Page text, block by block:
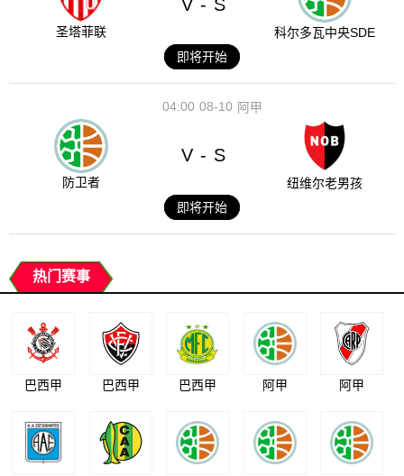
圣塔菲联
V - S
科尔多瓦中央SDE
即将开始
08-10
04:00 阿甲
防卫者
V - S
纽维尔老男孩
即将开始
热门赛事
巴西甲 巴西甲 巴西甲 阿甲 阿甲